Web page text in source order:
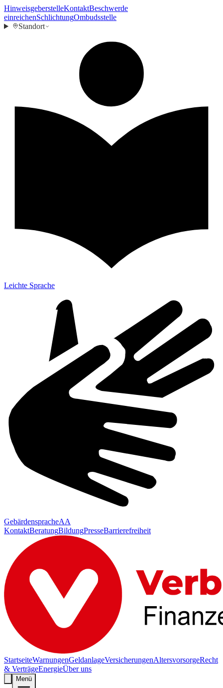
HinweisgeberstelleKontaktBeschwerde
einreichenSchlichtungOmbudsstelle
Standort
Leichte Sprache
GebärdenspracheAA
KontaktBeratungBildungPresseBarrierefreiheit
StartseiteWarnungenGeldanlageVersicherungenAltersvorsorgeRecht
& VerträgeEnergieÜber uns
Menü